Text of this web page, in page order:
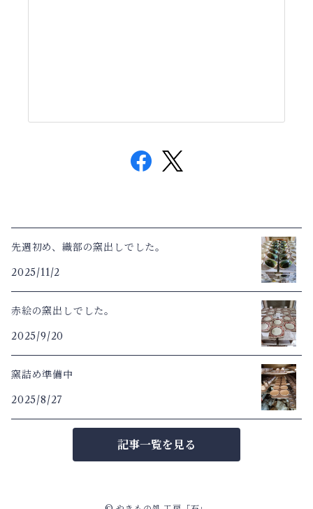
先週初め、織部の窯出しでした。
2025/11/2
赤絵の窯出しでした。
2025/9/20
窯詰め準備中
2025/8/27
記事一覧を見る